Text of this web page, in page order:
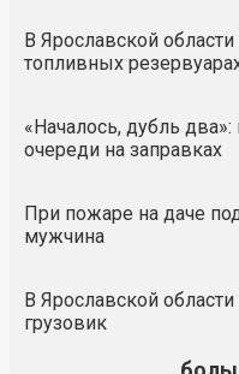
В Ярославской
топливных
«Началось, дубль
очереди на заправках
При пожаре на даче
мужчина
В Ярославской
грузовик